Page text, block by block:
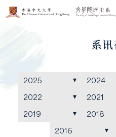
系讯
2025 2024
2022
2021
2019
2018
2016